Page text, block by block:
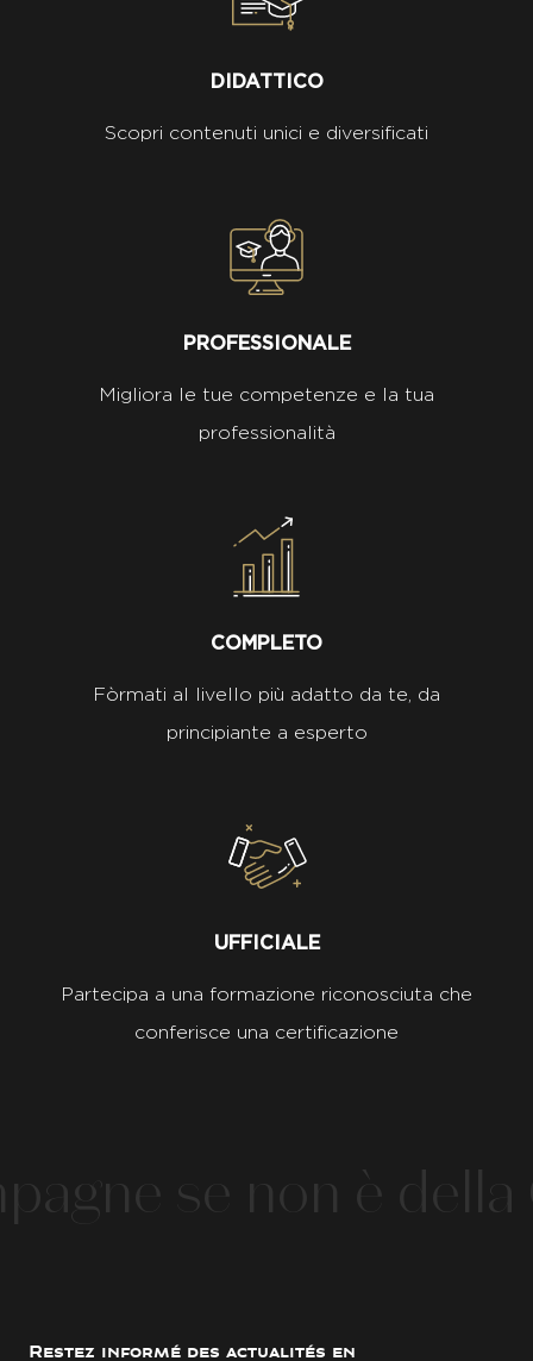
DIDATTICO
Scopri contenuti unici e diversificati
PROFESSIONALE
Migliora le tue competenze e la tua
professionalità
COMPLETO
Fòrmati al livello più adatto da te, da
principiante a esperto
UFFICIALE
Partecipa a una formazione riconosciuta che
conferisce una certificazione
Restez informé des actualités en